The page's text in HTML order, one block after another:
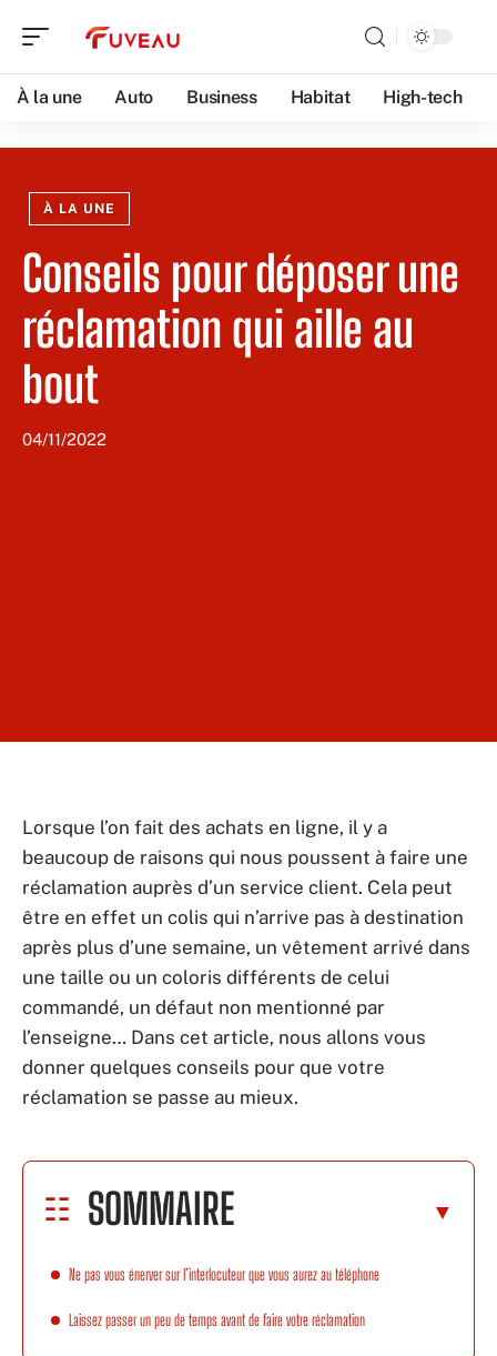
À la une Auto Business Habitat High-tech
À LA UNE
Conseils pour déposer une
réclamation qui aille au
bout
04/11/2022
Lorsque l’on fait des achats en ligne, il y a
beaucoup de raisons qui nous poussent à faire une
réclamation auprès d’un service client. Cela peut
être en effet un colis qui n’arrive pas à destination
après plus d’une semaine, un vêtement arrivé dans
une taille ou un coloris différents de celui
commandé, un défaut non mentionné par
l’enseigne… Dans cet article, nous allons vous
donner quelques conseils pour que votre
réclamation se passe au mieux.
SOMMAIRE
Ne pas vous énerver sur l’interlocuteur que vous aurez au téléphone
Laissez passer un peu de temps avant de faire votre réclamation